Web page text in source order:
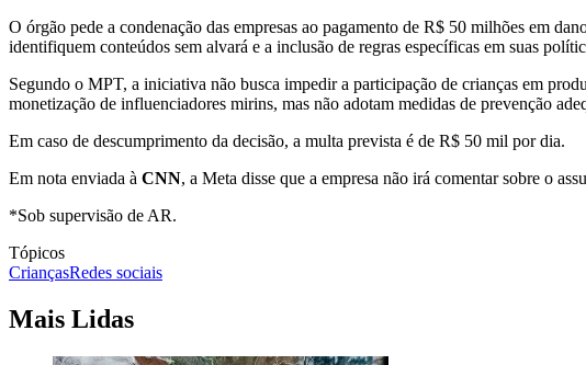
O órgão pede a condenação das empresas ao pagamento de R$ 50 milhões em
identifiquem conteúdos sem alvará e a inclusão de regras específicas em suas
Segundo o MPT, a iniciativa não busca impedir a participação de crianças em
monetização de influenciadores mirins, mas não adotam medidas de prevenção
Em caso de descumprimento da decisão, a multa prevista é de R$ 50 mil por dia.
Em nota enviada à CNN, a Meta disse que a empresa não irá comentar sobre o
*Sob supervisão de AR.
Tópicos
CriançasRedes sociais
Mais Lidas